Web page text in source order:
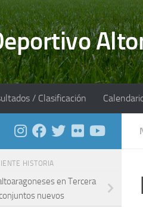
/ Clasificación
HISTORIA
en Tercera
nuevos